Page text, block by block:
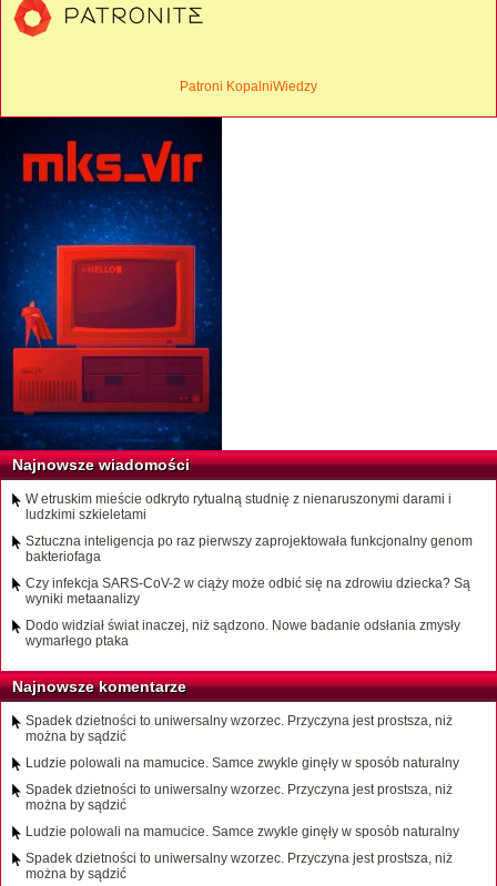
Patroni KopalniWiedzy
Najnowsze wiadomości
W etruskim mieście odkryto rytualną studnię z nienaruszonymi darami i
ludzkimi szkieletami
Sztuczna inteligencja po raz pierwszy zaprojektowała funkcjonalny genom
bakteriofaga
Czy infekcja SARS-CoV-2 w ciąży może odbić się na zdrowiu dziecka? Są
wyniki metaanalizy
Dodo widział świat inaczej, niż sądzono. Nowe badanie odsłania zmysły
wymarłego ptaka
Najnowsze komentarze
Spadek dzietności to uniwersalny wzorzec. Przyczyna jest prostsza, niż
można by sądzić
Ludzie polowali na mamucice. Samce zwykle ginęły w sposób naturalny
Spadek dzietności to uniwersalny wzorzec. Przyczyna jest prostsza, niż
można by sądzić
Ludzie polowali na mamucice. Samce zwykle ginęły w sposób naturalny
Spadek dzietności to uniwersalny wzorzec. Przyczyna jest prostsza, niż
można by sądzić